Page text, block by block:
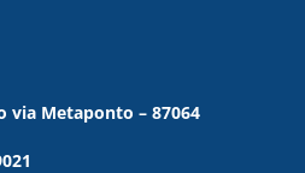
via Metaponto – 87064